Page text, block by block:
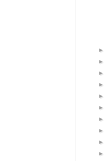
►
►
►
►
►
►
►
►
►
►